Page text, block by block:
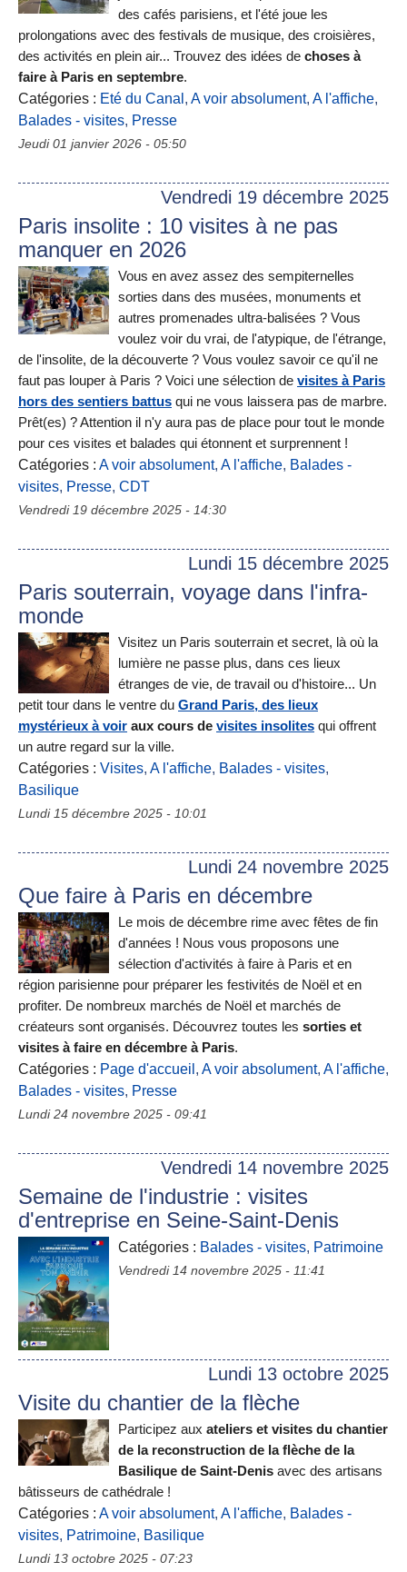
des cafés parisiens, et l'été joue les
prolongations avec des festivals de musique, des croisières,
des activités en plein air... Trouvez des idées de choses à
faire à Paris en septembre.
Catégories : Eté du Canal , A voir absolument, A l'affiche,
Balades - visites, Presse
Jeudi 01 janvier 2026 - 05:50
Vendredi 19 décembre 2025
Paris insolite : 10 visites à ne pas
manquer en 2026
Vous en avez assez des sempiternelles
sorties dans des musées, monuments et
autres promenades ultra-balisées ? Vous
voulez voir du vrai, de l'atypique, de l'étrange,
de l'insolite, de la découverte ? Vous voulez savoir ce qu'il ne
faut pas louper à Paris ? Voici une sélection de visites à Paris
hors des sentiers battus qui ne vous laissera pas de marbre.
Prêt(es) ? Attention il n'y aura pas de place pour tout le monde
pour ces visites et balades qui étonnent et surprennent !
Catégories : A voir absolument, A l'affiche, Balades -
visites, Presse, CDT
Vendredi 19 décembre 2025 - 14:30
Lundi 15 décembre 2025
Paris souterrain, voyage dans l'infra-
monde
Visitez un Paris souterrain et secret, là où la
lumière ne passe plus, dans ces lieux
étranges de vie, de travail ou d'histoire... Un
petit tour dans le ventre du Grand Paris, des lieux
mystérieux à voir aux cours de visites insolites qui offrent
un autre regard sur la ville.
Catégories : Visites, A l'affiche, Balades - visites,
Basilique
Lundi 15 décembre 2025 - 10:01
Lundi 24 novembre 2025
Que faire à Paris en décembre
Le mois de décembre rime avec fêtes de fin
d'années ! Nous vous proposons une
sélection d'activités à faire à Paris et en
région parisienne pour préparer les festivités de Noël et en
profiter. De nombreux marchés de Noël et marchés de
créateurs sont organisés. Découvrez toutes les sorties et
visites à faire en décembre à Paris.
Catégories : Page d'accueil , A voir absolument, A l'affiche,
Balades - visites, Presse
Lundi 24 novembre 2025 - 09:41
Vendredi 14 novembre 2025
Semaine de l'industrie : visites
d'entreprise en Seine-Saint-Denis
Catégories : Balades - visites, Patrimoine
Vendredi 14 novembre 2025 - 11:41
Lundi 13 octobre 2025
Visite du chantier de la flèche
Participez aux ateliers et visites du chantier
de la reconstruction de la flèche de la
Basilique de Saint-Denis avec des artisans
bâtisseurs de cathédrale !
Catégories : A voir absolument, A l'affiche, Balades -
visites, Patrimoine, Basilique
Lundi 13 octobre 2025 - 07:23